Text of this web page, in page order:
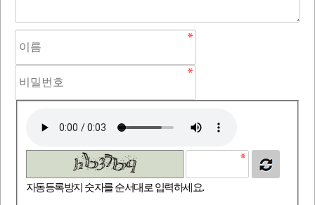
자동등록방지 숫자를 순서대로 입력하세요.